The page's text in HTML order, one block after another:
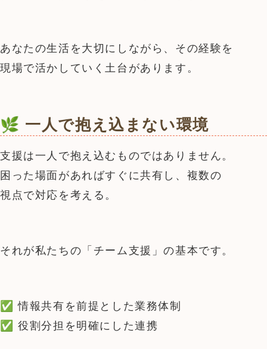
あなたの生活を大切にしながら、その経験を
現場で活かしていく土台があります。
🌿 一人で抱え込まない環境
支援は一人で抱え込むものではありません。
困った場面があればすぐに共有し、複数の
視点で対応を考える。
それが私たちの「チーム支援」の基本です。
✅ 情報共有を前提とした業務体制
✅ 役割分担を明確にした連携